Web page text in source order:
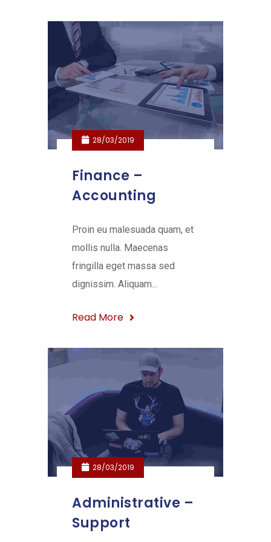
28/03/2019
Finance –
Accounting
Proin eu malesuada quam, et
mollis nulla. Maecenas
fringilla eget massa sed
dignissim. Aliquam...
Read More
28/03/2019
Administrative –
Support